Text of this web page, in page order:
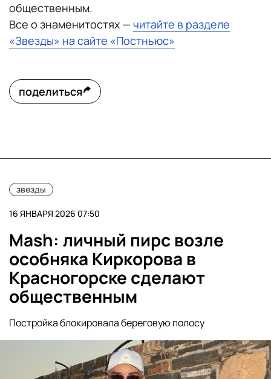
общественным.
Все о знаменитостях — читайте в разделе
«Звезды» на сайте «Постньюс»
поделиться
звезды
16 ЯНВАРЯ 2026 07:50
Mash: личный пирс возле
особняка Киркорова в
Красногорске сделают
общественным
Постройка блокировала береговую полосу